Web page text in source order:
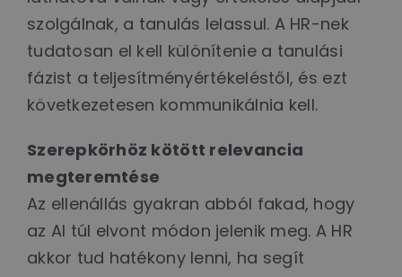
szolgálnak, a tanulás lelassul. A HR-nek
tudatosan el kell különítenie a tanulási
fázist a teljesítményértékeléstől, és ezt
következetesen kommunikálnia kell.
Szerepkörhöz kötött relevancia
megteremtése
Az ellenállás gyakran abból fakad, hogy
az AI túl elvont módon jelenik meg. A HR
akkor tud hatékony lenni, ha segít